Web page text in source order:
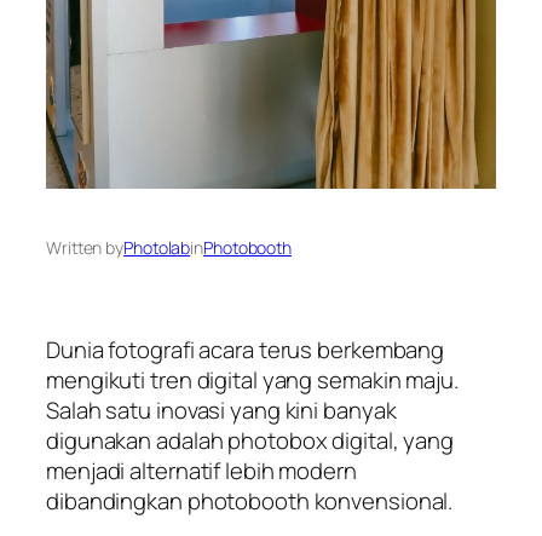
Written byPhotolabinPhotobooth
Dunia fotografi acara terus berkembang
mengikuti tren digital yang semakin maju.
Salah satu inovasi yang kini banyak
digunakan adalah photobox digital, yang
menjadi alternatif lebih modern
dibandingkan photobooth konvensional.